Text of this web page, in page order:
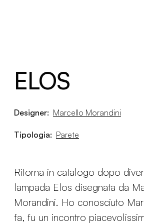
ELOS
Designer: Marcello Morandini
Tipologia: Parete
Ritorna in catalogo dopo
lampada Elos disegnata da
Morandini. Ho conosciuto
fa, fu un incontro